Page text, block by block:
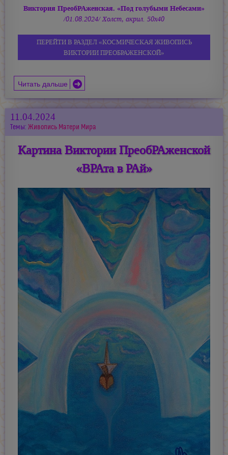
Виктория ПреобРАженская. «Под голубыми Небесами»
/01.08.2024/ Холст, акрил. 50х40
ПЕРЕЙТИ В РАЗДЕЛ «КОСМИЧЕСКАЯ ЖИВОПИСЬ
ВИКТОРИИ ПРЕОБРАЖЕНСКОЙ»
Читать дальше
11.04.2024
Темы: Живопись Матери Мира
Картина Виктории ПреобРАженской
«ВРАта в РАй»